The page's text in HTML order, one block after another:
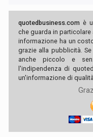
quotedbusiness.com è
che guarda in
informazione ha un
grazie alla pubblicità.
anche piccolo e
l'indipendenza di
un'informazione di